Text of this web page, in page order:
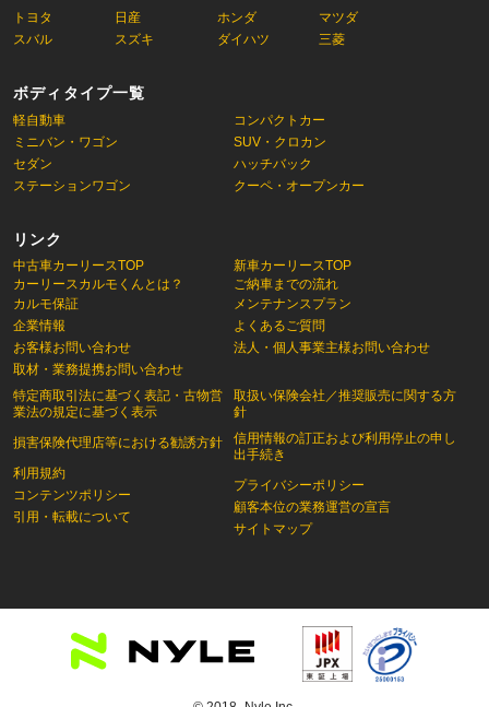
トヨタ 日産 ホンダ
マツダ
スバル
スズキ ダイハツ 三菱
ボディタイプ一覧
軽自動車
コンパクトカー
ミニバン・ワゴン
SUV・クロカン
セダン
ハッチバック
ステーションワゴン
クーペ・オープンカー
リンク
中古車カーリースTOP
カーリースカルモくんとは？
新車カーリースTOP
ご納車までの流れ
カルモ保証
企業情報
お客様お問い合わせ
取材・業務提携お問い合わせ
特定商取引法に基づく表記・古物営
業法の規定に基づく表示
損害保険代理店等における勧誘方針
利用規約
コンテンツポリシー
引用・転載について
メンテナンスプラン
よくあるご質問
法人・個人事業主様お問い合わせ
取扱い保険会社／推奨販売に関する方
針
信用情報の訂正および利用停止の申し
出手続き
プライバシーポリシー
顧客本位の業務運営の宣言
サイトマップ